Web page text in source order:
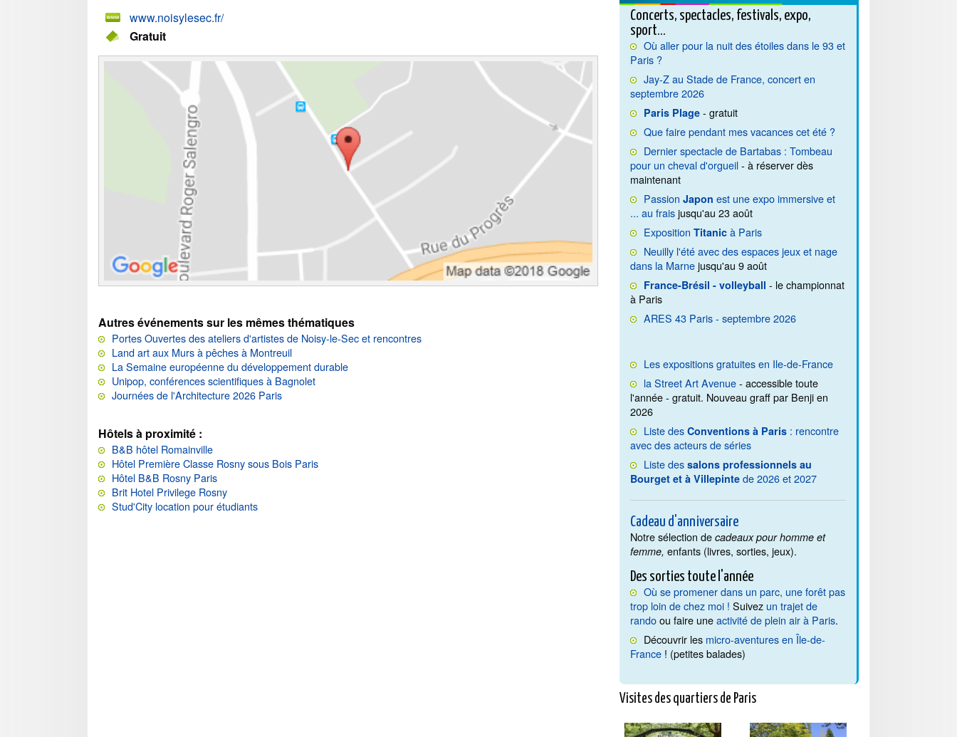
www.noisylesec.fr/
Gratuit
Autres événements sur les mêmes thématiques
Portes Ouvertes des ateliers d'artistes de Noisy-le-Sec et rencontres
Land art aux Murs à pêches à Montreuil
La Semaine européenne du développement durable
Unipop, conférences scientifiques à Bagnolet
Journées de l'Architecture 2026 Paris
Hôtels à proximité :
B&B hôtel Romainville
Hôtel Première Classe Rosny sous Bois Paris
Hôtel B&B Rosny Paris
Brit Hotel Privilege Rosny
Stud'City location pour étudiants
Concerts, spectacles, festivals, expo,
sport...
Où aller pour la nuit des étoiles dans le 93 et
Paris ?
Jay-Z au Stade de France, concert en
septembre 2026
Paris Plage - gratuit
Que faire pendant mes vacances cet été ?
Dernier spectacle de Bartabas : Tombeau
pour un cheval d'orgueil- à réserver dès
maintenant
PassionJapon est une expo immersive et
... au fraisjusqu'au 23 août
ExpositionTitanic à Paris
Neuilly l'été avec des espaces jeux et nage
dans la Marnejusqu'au 9 août
France-Brésil - volleyball - le championnat
à Paris
ARES 43 Paris - septembre 2026
Les expositions gratuites en Ile-de-France
la Street Art Avenue- accessible toute
l'année - gratuit. Nouveau graff par Benji en
2026
Liste desConventions à Paris : rencontre
avec des acteurs de séries
Liste dessalons professionnels au
Bourget et à Villepinte de 2026 et 2027
Cadeau d'anniversaire
Notre sélection decadeaux pour homme et
femme, enfants (livres, sorties, jeux).
Des sorties toute l'année
Où se promener dans un parc, une forêt pas
trop loin de chez moi ! Suivez un trajet de
randoou faire uneactivité de plein air à Paris.
Découvrir les micro-aventures en Île-de-
France ! (petites balades)
Visites des quartiers de Paris